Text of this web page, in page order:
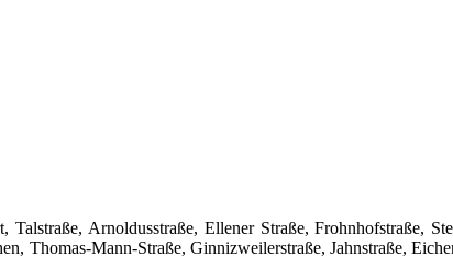
Talstraße, Arnoldusstraße, Ellener Straße, Frohnhofstraße,
Thomas-Mann-Straße, Ginnizweilerstraße, Jahnstraße,